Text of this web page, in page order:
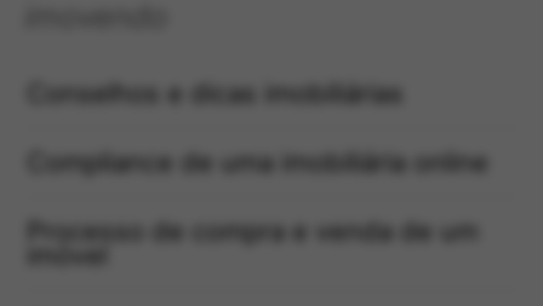
Conselhos e dicas imobiliárias
Compliance de uma imobiliária online
Processo de compra e venda de um